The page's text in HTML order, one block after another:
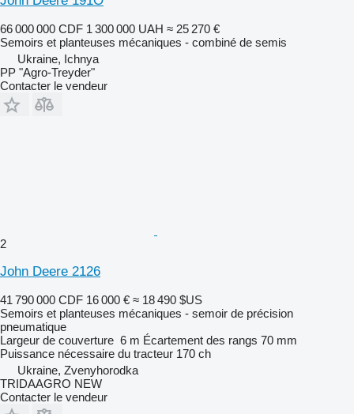
66 000 000 CDF 1 300 000 UAH ≈ 25 270 €
Semoirs et planteuses mécaniques - combiné de semis
Ukraine, Ichnya
PP "Agro-Treyder"
Contacter le vendeur
2
John Deere 2126
41 790 000 CDF 16 000 € ≈ 18 490 $US
Semoirs et planteuses mécaniques - semoir de précision
pneumatique
Largeur de couverture 6 m Écartement des rangs 70 mm
Puissance nécessaire du tracteur 170 ch
Ukraine, Zvenyhorodka
TRIDAAGRO NEW
Contacter le vendeur